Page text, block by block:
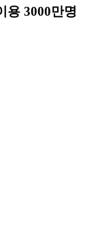
용 3000만명